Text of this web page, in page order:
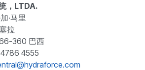
，LTDA.
·马里
拉
360 巴西
4786 4555